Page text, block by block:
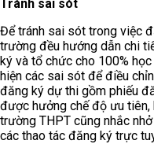
Tránh sai sót
Để tránh sai sót trong việc
trường đều hướng dẫn chi
ký và tổ chức cho 100%
hiện các sai sót để điều
đăng ký dự thi gồm phiếu
được hưởng chế độ ưu tiên,
trường THPT cũng nhắc
các thao tác đăng ký trực